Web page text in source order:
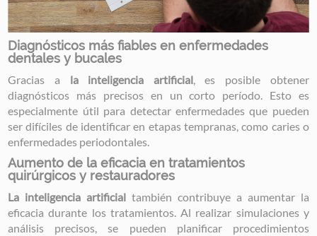
Diagnósticos más fiables en enfermedades
dentales y bucales
Gracias a la inteligencia artificial, es posible obtener
diagnósticos más precisos en un corto período. Esto es
especialmente útil para detectar enfermedades que pueden
ser difíciles de identificar en etapas tempranas, como caries o
enfermedades periodontales.
Aumento de la eficacia en tratamientos
quirúrgicos y restauradores
La inteligencia artificial también contribuye a aumentar la
eficacia durante los tratamientos. Al realizar simulaciones y
análisis precisos, se pueden planificar procedimientos